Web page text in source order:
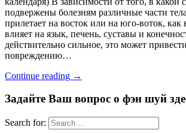
подвержены болезням различные части
прилетает на восток или на юго-воток, как
влияет на язык, печень, суставы и
действительно сильное, это может
повреждению…
Continue reading →
Задайте Ваш вопрос о фэн шуй
Search for: